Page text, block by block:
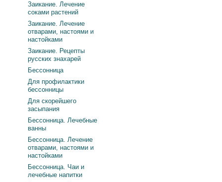
Заикание. Лечение
соками растений
Заикание. Лечение
отварами, настоями и
настойками
Заикание. Рецепты
русских знахарей
Бессонница
Для профилактики
бессонницы
Для скорейшего
засыпания
Бессонница. Лечебные
ванны
Бессонница. Лечение
отварами, настоями и
настойками
Бессонница. Чаи и
лечебные напитки